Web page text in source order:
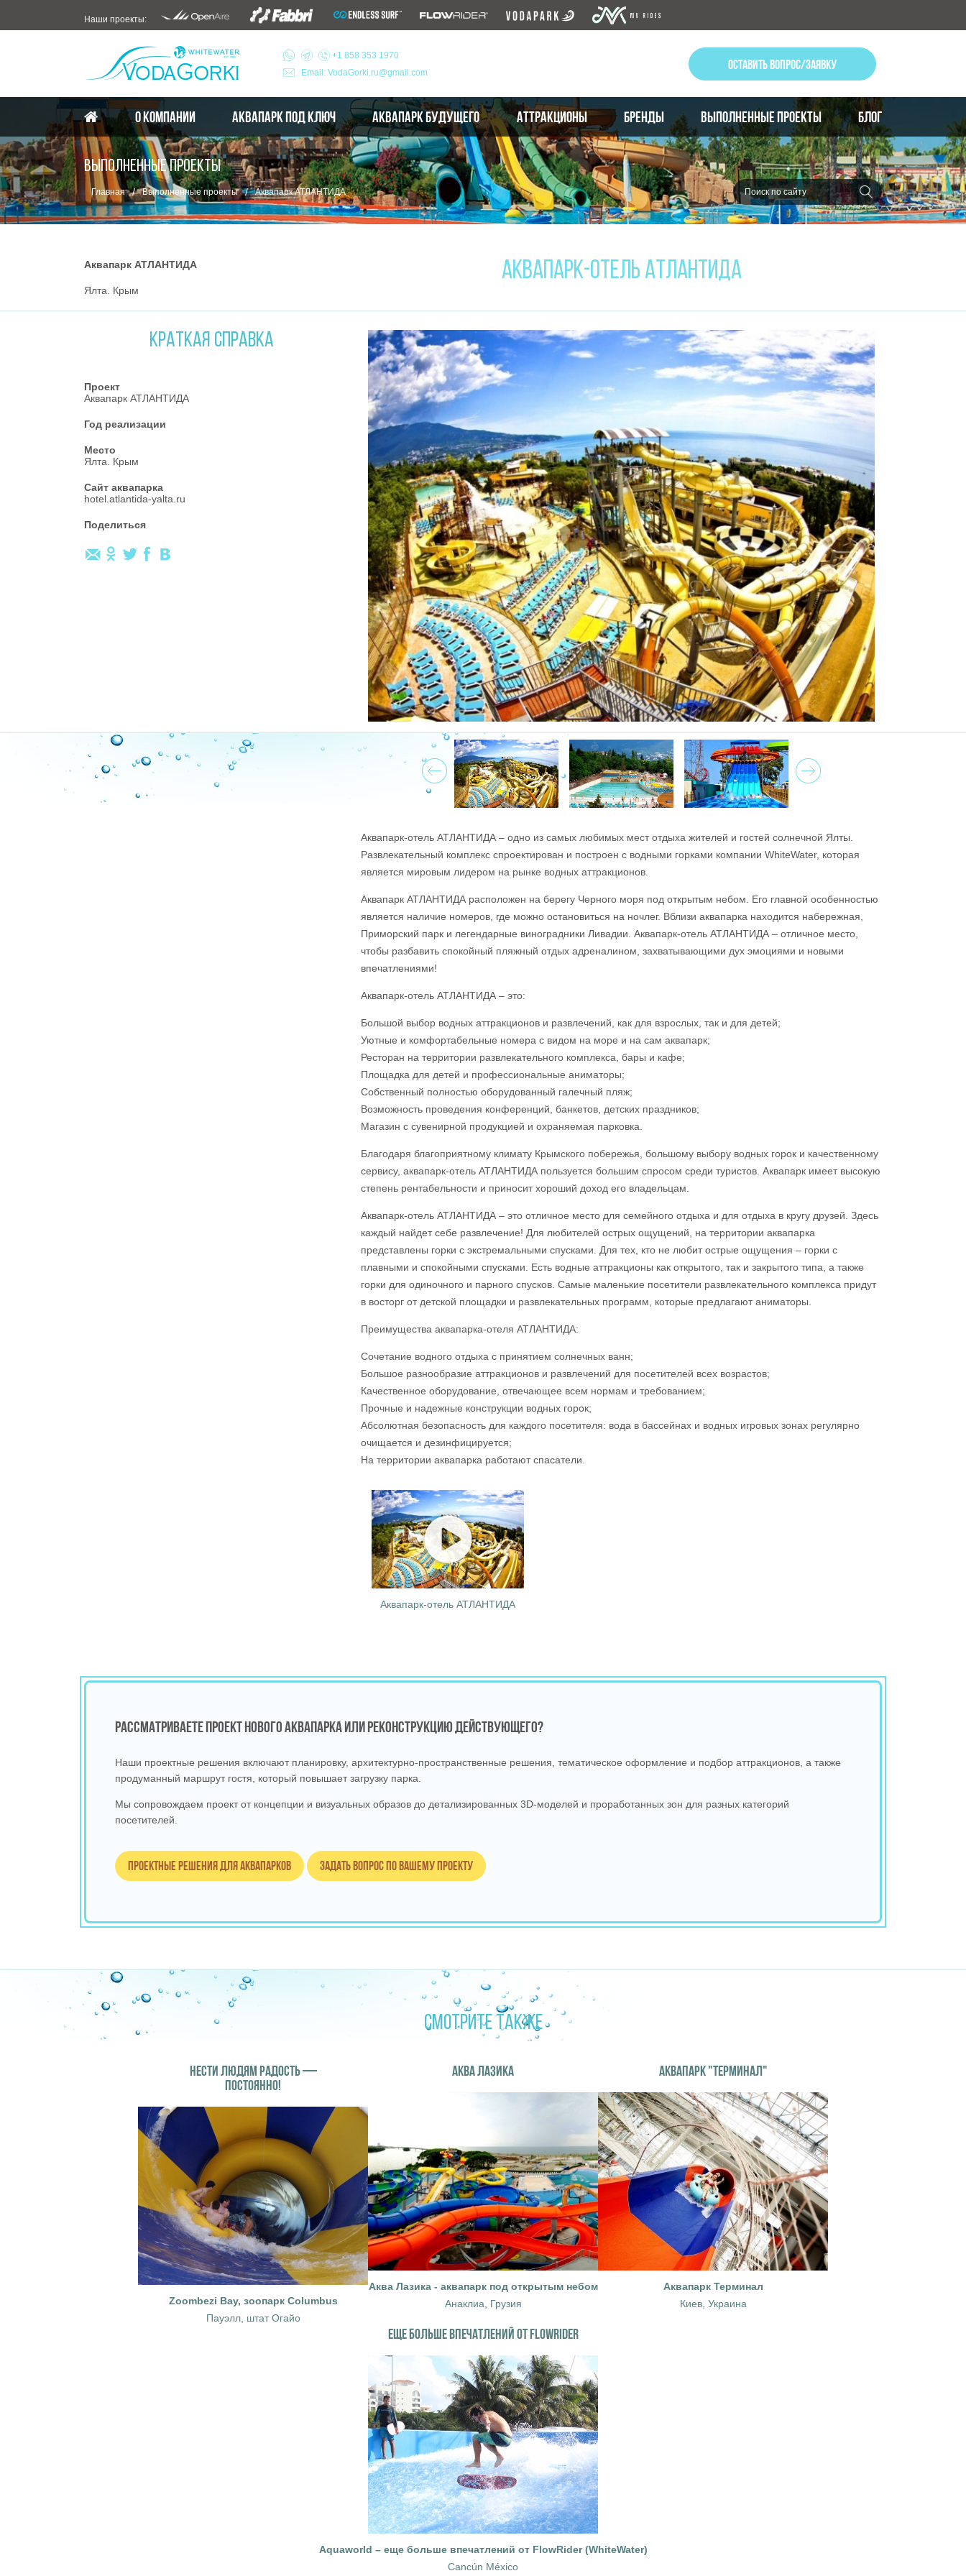
Наши проекты:
+1 858 353 1970
Email: VodaGorki.ru@gmail.com
ОСТАВИТЬ ВОПРОС/ЗАЯВКУ
О КОМПАНИИ АКВАПАРК ПОД КЛЮЧ АКВАПАРК БУДУЩЕГО АТТРАКЦИОНЫ БРЕНДЫ ВЫПОЛНЕННЫЕ ПРОЕКТЫ БЛОГ
ВЫПОЛНЕННЫЕ ПРОЕКТЫ
Главная / Выполненные проекты / Аквапарк АТЛАНТИДА
Аквапарк АТЛАНТИДА
Ялта. Крым
АКВАПАРК-ОТЕЛЬ АТЛАНТИДА
Prev Next
КРАТКАЯ СПРАВКА
Проект
Аквапарк АТЛАНТИДА
Год реализации
Место
Ялта. Крым
Сайт аквапарка
hotel.atlantida-yalta.ru
Поделиться
Аквапарк-отель АТЛАНТИДА – одно из самых любимых мест отдыха жителей и гостей солнечной Ялты.
Развлекательный комплекс спроектирован и построен с водными горками компании WhiteWater, которая
является мировым лидером на рынке водных аттракционов.
Аквапарк АТЛАНТИДА расположен на берегу Черного моря под открытым небом. Его главной особенностью
является наличие номеров, где можно остановиться на ночлег. Вблизи аквапарка находится набережная,
Приморский парк и легендарные виноградники Ливадии. Аквапарк-отель АТЛАНТИДА – отличное место,
чтобы разбавить спокойный пляжный отдых адреналином, захватывающими дух эмоциями и новыми
впечатлениями!
Аквапарк-отель АТЛАНТИДА – это:
Большой выбор водных аттракционов и развлечений, как для взрослых, так и для детей;
Уютные и комфортабельные номера с видом на море и на сам аквапарк;
Ресторан на территории развлекательного комплекса, бары и кафе;
Площадка для детей и профессиональные аниматоры;
Собственный полностью оборудованный галечный пляж;
Возможность проведения конференций, банкетов, детских праздников;
Магазин с сувенирной продукцией и охраняемая парковка.
Благодаря благоприятному климату Крымского побережья, большому выбору водных горок и качественному
сервису, аквапарк-отель АТЛАНТИДА пользуется большим спросом среди туристов. Аквапарк имеет высокую
степень рентабельности и приносит хороший доход его владельцам.
Аквапарк-отель АТЛАНТИДА – это отличное место для семейного отдыха и для отдыха в кругу друзей. Здесь
каждый найдет себе развлечение! Для любителей острых ощущений, на территории аквапарка
представлены горки с экстремальными спусками. Для тех, кто не любит острые ощущения – горки с
плавными и спокойными спусками. Есть водные аттракционы как открытого, так и закрытого типа, а также
горки для одиночного и парного спусков. Самые маленькие посетители развлекательного комплекса придут
в восторг от детской площадки и развлекательных программ, которые предлагают аниматоры.
Преимущества аквапарка-отеля АТЛАНТИДА:
Сочетание водного отдыха с принятием солнечных ванн;
Большое разнообразие аттракционов и развлечений для посетителей всех возрастов;
Качественное оборудование, отвечающее всем нормам и требованием;
Прочные и надежные конструкции водных горок;
Абсолютная безопасность для каждого посетителя: вода в бассейнах и водных игровых зонах регулярно
очищается и дезинфицируется;
На территории аквапарка работают спасатели.
Аквапарк-отель АТЛАНТИДА
РАССМАТРИВАЕТЕ ПРОЕКТ НОВОГО АКВАПАРКА ИЛИ РЕКОНСТРУКЦИЮ ДЕЙСТВУЮЩЕГО?
Наши проектные решения включают планировку, архитектурно‑пространственные решения, тематическое оформление и подбор аттракционов, а также
продуманный маршрут гостя, который повышает загрузку парка.
Мы сопровождаем проект от концепции и визуальных образов до детализированных 3D‑моделей и проработанных зон для разных категорий
посетителей.
Проектные решения для аквапарков Задать вопрос по вашему проекту
СМОТРИТЕ ТАКЖЕ
НЕСТИ ЛЮДЯМ РАДОСТЬ —
ПОСТОЯННО!
Zoombezi Bay, зоопарк Columbus
Пауэлл, штат Огайо
АКВА ЛАЗИКА
Аква Лазика - аквапарк под открытым небом
Анаклиа, Грузия
АКВАПАРК "ТЕРМИНАЛ"
Аквапарк Терминал
Киев, Украина
ЕЩЕ БОЛЬШЕ ВПЕЧАТЛЕНИЙ ОТ FLOWRIDER
Aquaworld – еще больше впечатлений от FlowRider (WhiteWater)
Cancún México